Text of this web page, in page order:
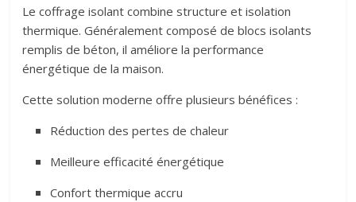
Le coffrage isolant combine structure et isolation
thermique. Généralement composé de blocs isolants
remplis de béton, il améliore la performance
énergétique de la maison.
Cette solution moderne offre plusieurs bénéfices :
Réduction des pertes de chaleur
Meilleure efficacité énergétique
Confort thermique accru